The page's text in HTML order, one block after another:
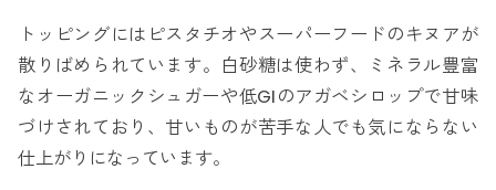
トッピングにはピスタチオやスーパーフードのキヌアが
散りばめられています。白砂糖は使わず、ミネラル豊富
なオーガニックシュガーや低GIのアガベシロップで甘味
づけされており、甘いものが苦手な人でも気にならない
仕上がりになっています。